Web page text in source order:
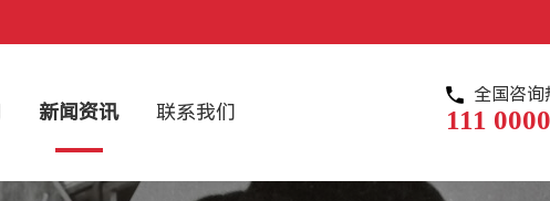
新闻资讯 联系我们
全国咨询
111